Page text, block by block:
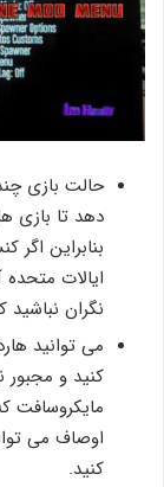
دهد تا بازی
بنابراین
ایالات
نگران
می توانید
کنید و مجبور
مایکروسافت
کنید.